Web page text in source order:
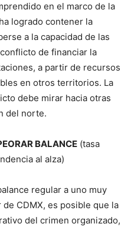
en el marco de la
logrado contener la
a la capacidad de las
de financiar la
a partir de recursos
en otros territorios. La
debe mirar hacia otras
del norte.
BALANCE (tasa
al alza)
regular a uno muy
CDMX, es posible que la
del crimen organizado,